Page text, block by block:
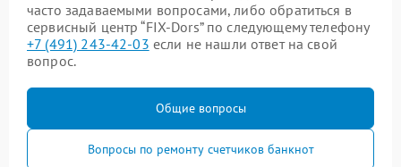
часто задаваемыми вопросами, либо обратиться в
сервисный центр “FIX-Dors” по следующему телефону
+7 (491) 243-42-03 если не нашли ответ на свой
вопрос.
Общие вопросы
Вопросы по ремонту счетчиков банкнот